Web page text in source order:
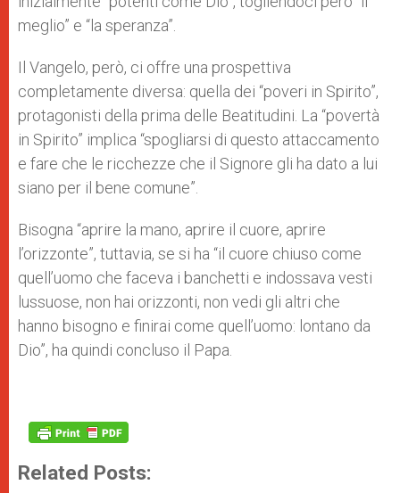
meglio” e “la speranza”.
Il Vangelo, però, ci offre una prospettiva
completamente diversa: quella dei “poveri in Spirito”,
protagonisti della prima delle Beatitudini. La “povertà
in Spirito” implica “spogliarsi di questo attaccamento
e fare che le ricchezze che il Signore gli ha dato a lui
siano per il bene comune”.
Bisogna “aprire la mano, aprire il cuore, aprire
l’orizzonte”, tuttavia, se si ha “il cuore chiuso come
quell’uomo che faceva i banchetti e indossava vesti
lussuose, non hai orizzonti, non vedi gli altri che
hanno bisogno e finirai come quell’uomo: lontano da
Dio”, ha quindi concluso il Papa.
Related Posts: